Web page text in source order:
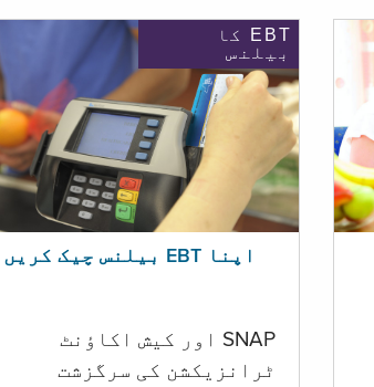
EBT کا
بیلنس
اپنا EBT بیلنس چیک کریں
SNAP اور کیش اکاؤنٹ
ٹرانزیکشن کی سرگزشت